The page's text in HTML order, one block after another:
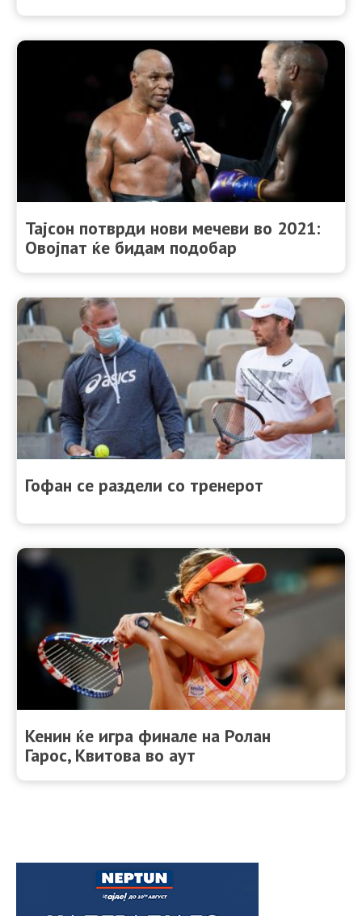
Тајсон потврди нови мечеви во 2021:
Овојпат ќе бидам подобар
Гофан се раздели со тренерот
Кенин ќе игра финале на Ролан
Гарос, Квитова во аут